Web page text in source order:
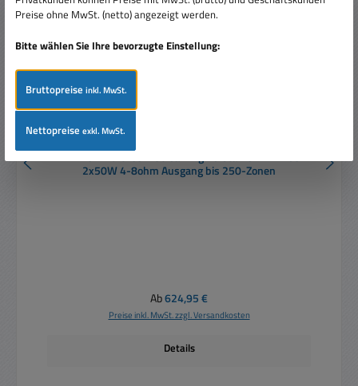
LAN PoE Multiroom Streaming Verstärker AMP203
2x50W 4-8ohm Ausgang bis 250-Zonen
Regulärer Preis:
Ab624,95 €
Preise inkl. MwSt. zzgl. Versandkosten
Details
Preise ohne MwSt. (netto) angezeigt werden.
Bitte wählen Sie Ihre bevorzugte Einstellung:
Bruttopreiseinkl. MwSt.
Nettopreiseexkl. MwSt.